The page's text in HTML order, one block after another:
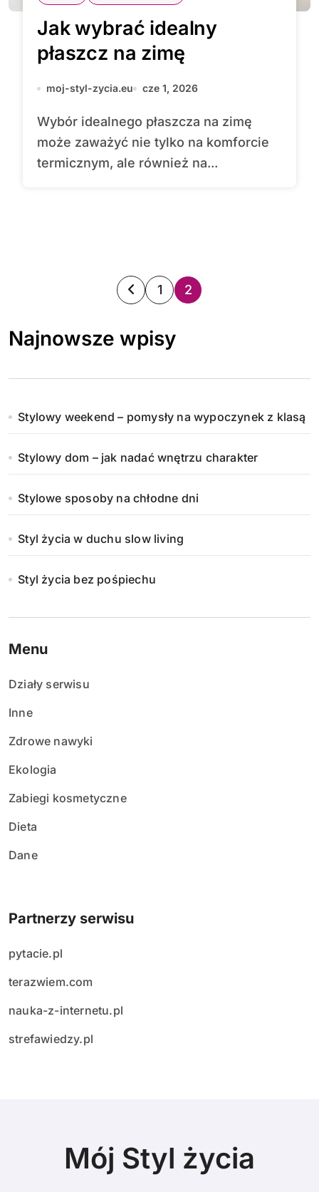
Jak wybrać idealny
płaszcz na zimę
moj-styl-zycia.eu cze 1, 2026
Wybór idealnego płaszcza na zimę
może zaważyć nie tylko na komforcie
termicznym, ale również na...
S
r
o
i
c
o
w
a
n
i
1 2
Najnowsze wpisy
Stylowy weekend – pomysły na wypoczynek z klasą
Stylowy dom – jak nadać wnętrzu charakter
Stylowe sposoby na chłodne dni
Styl życia w duchu slow living
Styl życia bez pośpiechu
Menu
Działy serwisu
Inne
Zdrowe nawyki
Ekologia
Zabiegi kosmetyczne
Dieta
Dane
Partnerzy serwisu
pytacie.pl
terazwiem.com
nauka-z-internetu.pl
strefawiedzy.pl
Mój Styl życia